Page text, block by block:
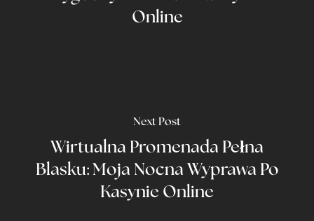
Online
Next Post
Wirtualna Promenada Pełna
Blasku: Moja Nocna Wyprawa Po
Kasynie Online